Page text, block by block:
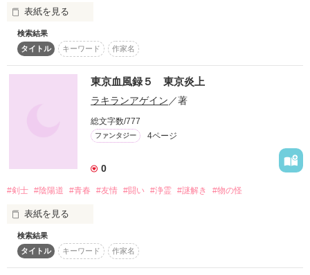
『死ね』
『気持ち悪い』
たった一つの言葉で、人は簡単に傷つくって知っているはず
なのに……。
じゃあもし、その“矛先”を――
ある日の夜、私は炎上を恐れない少年に出会った。
「俺がおまえをバスらせてやるよ」
その一言のコメントで、私の世界は壊れはじめ
そして、少しだけ救われたんだ。
表紙を見る
時は現代。
城下にはびこる怪異を討つ為、降魔の剣を振るう姫の下に集う
は、五人の若駒。
姫と侍達が戦ったり戦わなかったり、恋したりしなかったりす
る地方都市伝奇…かも。
備考：姫は暴君。
作品を読む
検索結果
タイトル
キーワード 作家名
東京血風録５ 東京炎上
ラキランアゲイン／著
総文字数/777
ファンタジー 4ページ
0
#剣士 #陰陽道 #青春 #友情 #闘い #浄霊 #謎解き #物の怪
表紙を見る
遂に決戦の時が来た。東京。謎の男が父だと知った時、剣士王
道遥はどうするのか。全ての謎が解き放たれるシリーズ最終
章。
検索結果
タイトル
キーワード 作家名